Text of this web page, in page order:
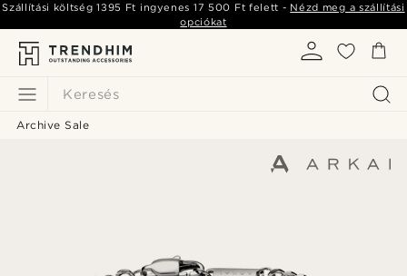
Keresés
Szállítási költség1395 Ft ingyenes 17 500 Ft felett - Nézd meg a szállítási
opciókat
Archive Sale